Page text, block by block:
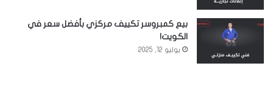
بيع كمبروسر تكييف مركزي بأفضل سعر في
الكويت!
يوليو 12, 2025